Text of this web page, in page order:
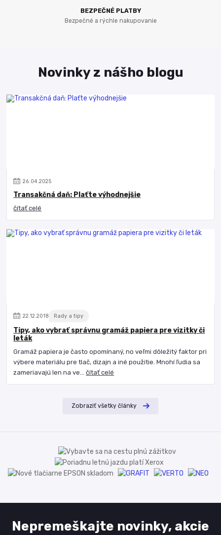
BEZPEČNÉ PLATBY
Bezpečné a rýchle nakupovanie
Novinky z nášho blogu
26.04.2025
Transakčná daň: Plaťte výhodnejšie
čítať celé
22.12.2018 Rady a tipy
Tipy, ako vybrať správnu gramáž papiera pre vizitky či
leták
Gramáž papiera je často opomínaný, no veľmi dôležitý faktor pri
výbere materiálu pre tlač, dizajn a iné použitie. Mnohí ľudia sa
zameriavajú len na ve...čítať celé
Zobraziť všetky články
Nepremeškajte novinky, akcie